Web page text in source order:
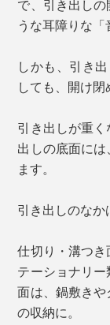
で、引き出し
うな耳障りな「
しかも、引き
しても、開け閉
引き出しが重
出しの底面に
ます。
引き出しのなか
仕切り・溝つ
テーショナリ
面は、鍋敷き
の収納に。